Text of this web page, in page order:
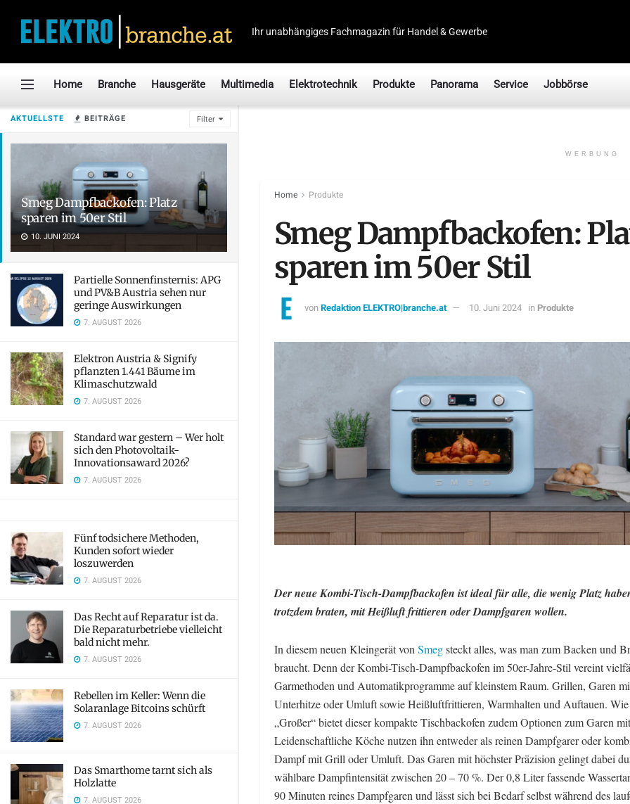
AKTUELLSTE BEITRÄGE Filter
Smeg Dampfbackofen: Platz
sparen im 50er Stil
10. JUNI 2024
Partielle Sonnenfinsternis: APG
und PV&B Austria sehen nur
geringe Auswirkungen
7. AUGUST 2026
Elektron Austria & Signify
pflanzten 1.441 Bäume im
Klimaschutzwald
7. AUGUST 2026
Standard war gestern – Wer holt
sich den Photovoltaik-
Innovationsaward 2026?
7. AUGUST 2026
Fünf todsichere Methoden,
Kunden sofort wieder
loszuwerden
7. AUGUST 2026
Das Recht auf Reparatur ist da.
Die Reparaturbetriebe vielleicht
bald nicht mehr.
7. AUGUST 2026
Rebellen im Keller: Wenn die
Solaranlage Bitcoins schürft
7. AUGUST 2026
Das Smarthome tarnt sich als
Holzlatte
7. AUGUST 2026
Ihr unabhängiges Fachmagazin für Handel & Gewerbe
Home Branche Hausgeräte Multimedia Elektrotechnik Produkte Panorama Service Jobbörse
WERBUNG
Home Produkte
Smeg Dampfbackofen:
sparen im 50er Stil
vonRedaktion ELEKTRO|branche.at 10. Juni 2024 in Produkte
Der neue Kombi-Tisch-Dampfbackofen ist ideal für alle, die wenig Platz
trotzdem braten, mit Heißluft frittieren oder Dampfgaren wollen.
In diesem neuen Kleingerät vonSmegsteckt alles, was man zum Backen und
braucht. Denn der Kombi-Tisch-Dampfbackofen im 50er-Jahre-Stil vereint
Garmethoden und Automatikprogramme auf kleinstem Raum. Grillen, Garen
Unterhitze oder Umluft sowie Heißluftfrittieren, Warmhalten und Auftauen.
„Großer“ bietet dieser kompakte Tischbackofen zudem Optionen zum Garen
Leidenschaftliche Köche nutzen ihn entweder als reinen Dampfgarer oder
Dampf mit Grill oder Umluft. Das Garen mit höchster Präzision gelingt dabei
wählbare Dampfintensität zwischen 20 – 70 %. Der 0,8 Liter fassende
90 Minuten reines Dampfgaren und lässt sich bei Bedarf selbst während des